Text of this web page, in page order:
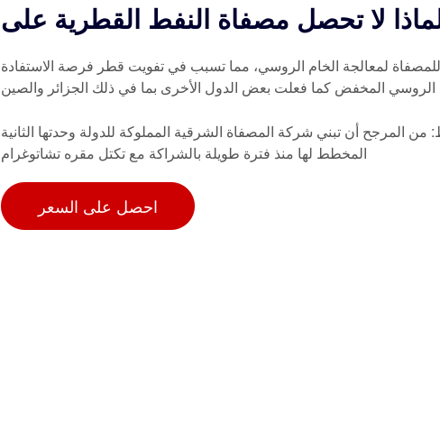
لا تحصل مصفاة النفط القطرية على
للمصفاة لمعالجة الخام الروسي، مما تسبب في تفويت قطر فرصة الاستفادة
المرجح أن تبني شركة المصفاة الشرقية المملوكة للدولة وحدتها الثانية
المخطط لها منذ فترة طويلة بالشراكة مع تكتل مقره تشاتوغرام
احصل على السعر